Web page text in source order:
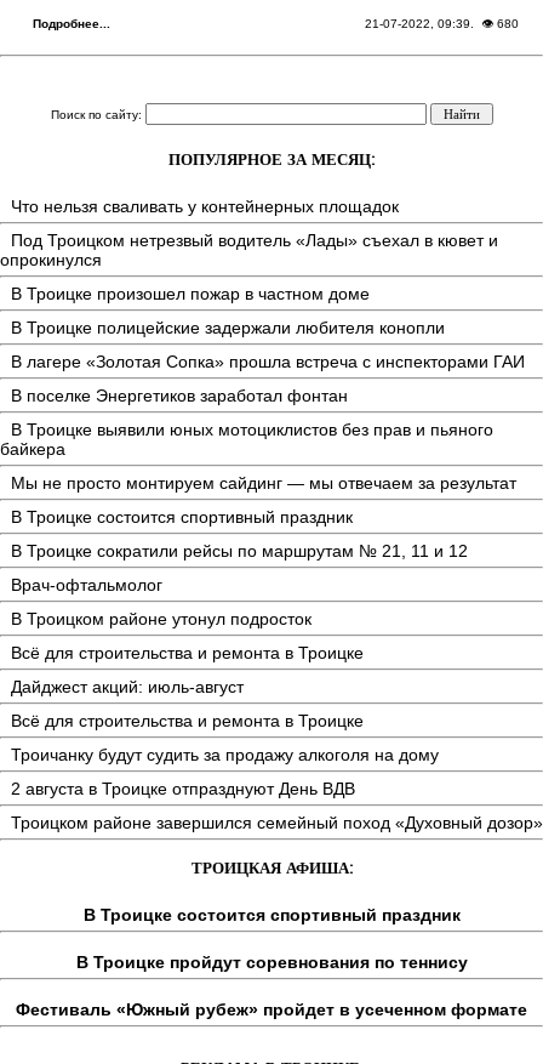
Подробнее... 21-07-2022, 09:39 . 👁 680
Поиск по сайту:
ПОПУЛЯРНОЕ ЗА МЕСЯЦ:
Что нельзя сваливать у контейнерных площадок
Под Троицком нетрезвый водитель «Лады» съехал в кювет и
опрокинулся
В Троицке произошел пожар в частном доме
В Троицке полицейские задержали любителя конопли
В лагере «Золотая Сопка» прошла встреча с инспекторами ГАИ
В поселке Энергетиков заработал фонтан
В Троицке выявили юных мотоциклистов без прав и пьяного
байкера
Мы не просто монтируем сайдинг — мы отвечаем за результат
В Троицке состоится спортивный праздник
В Троицке сократили рейсы по маршрутам № 21, 11 и 12
Врач-офтальмолог
В Троицком районе утонул подросток
Всё для строительства и ремонта в Троицке
Дайджест акций: июль-август
Всё для строительства и ремонта в Троицке
Троичанку будут судить за продажу алкоголя на дому
2 августа в Троицке отпразднуют День ВДВ
Троицком районе завершился семейный поход «Духовный дозор»
ТРОИЦКАЯ АФИША:
В Троицке состоится спортивный праздник
В Троицке пройдут соревнования по теннису
Фестиваль «Южный рубеж» пройдет в усеченном формате